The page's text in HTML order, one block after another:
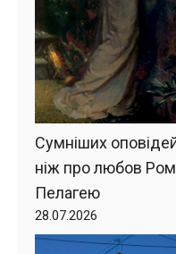
Сумніших
ніж про любов
Пелагею
28.07.2026